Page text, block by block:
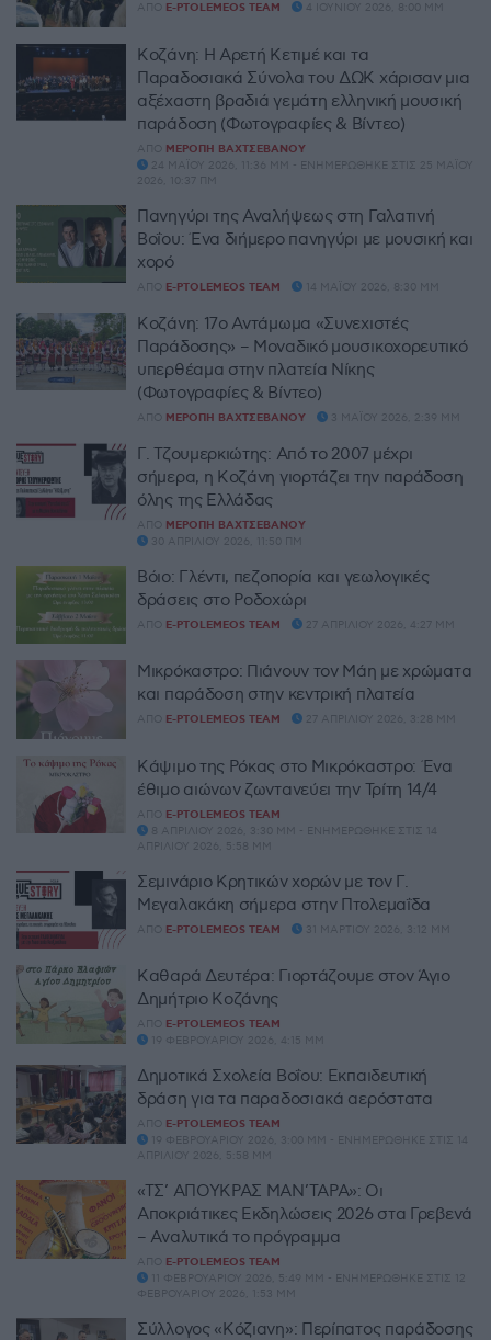
ΑΠΌ E-PTOLEMEOS TEAM 4 ΙΟΥΝΊΟΥ 2026, 8:00 ΜΜ
Κοζάνη: Η Αρετή Κετιμέ και τα
Παραδοσιακά Σύνολα του ΔΩΚ χάρισαν μια
αξέχαστη βραδιά γεμάτη ελληνική μουσική
παράδοση (Φωτογραφίες & Βίντεο)
ΑΠΌ ΜΕΡΌΠΗ ΒΑΧΤΣΕΒΆΝΟΥ
24 ΜΑΪ́ΟΥ 2026, 11:36 ΜΜ - ΕΝΗΜΕΡΏΘΗΚΕ ΣΤΙΣ 25 ΜΑΪ́ΟΥ
2026, 10:37 ΠΜ
Πανηγύρι της Αναλήψεως στη Γαλατινή
Βοΐου: Ένα διήμερο πανηγύρι με μουσική και
χορό
ΑΠΌ E-PTOLEMEOS TEAM 14 ΜΑΪ́ΟΥ 2026, 8:30 ΜΜ
Κοζάνη: 17ο Αντάμωμα «Συνεχιστές
Παράδοσης» – Μοναδικό μουσικοχορευτικό
υπερθέαμα στην πλατεία Νίκης
(Φωτογραφίες & Βίντεο)
ΑΠΌ ΜΕΡΌΠΗ ΒΑΧΤΣΕΒΆΝΟΥ 3 ΜΑΪ́ΟΥ 2026, 2:39 ΜΜ
Γ. Τζουμερκιώτης: Από το 2007 μέχρι
σήμερα, η Κοζάνη γιορτάζει την παράδοση
όλης της Ελλάδας
ΑΠΌ ΜΕΡΌΠΗ ΒΑΧΤΣΕΒΆΝΟΥ
30 ΑΠΡΙΛΊΟΥ 2026, 11:50 ΠΜ
Βόιο: Γλέντι, πεζοπορία και γεωλογικές
δράσεις στο Ροδοχώρι
ΑΠΌ E-PTOLEMEOS TEAM 27 ΑΠΡΙΛΊΟΥ 2026, 4:27 ΜΜ
Μικρόκαστρο: Πιάνουν τον Μάη με χρώματα
και παράδοση στην κεντρική πλατεία
ΑΠΌ E-PTOLEMEOS TEAM 27 ΑΠΡΙΛΊΟΥ 2026, 3:28 ΜΜ
Κάψιμο της Ρόκας στο Μικρόκαστρο: Ένα
έθιμο αιώνων ζωντανεύει την Τρίτη 14/4
ΑΠΌ E-PTOLEMEOS TEAM
8 ΑΠΡΙΛΊΟΥ 2026, 3:30 ΜΜ - ΕΝΗΜΕΡΏΘΗΚΕ ΣΤΙΣ 14
ΑΠΡΙΛΊΟΥ 2026, 5:58 ΜΜ
Σεμινάριο Κρητικών χορών με τον Γ.
Μεγαλακάκη σήμερα στην Πτολεμαΐδα
ΑΠΌ E-PTOLEMEOS TEAM 31 ΜΑΡΤΊΟΥ 2026, 3:12 ΜΜ
Καθαρά Δευτέρα: Γιορτάζουμε στον Άγιο
Δημήτριο Κοζάνης
ΑΠΌ E-PTOLEMEOS TEAM
19 ΦΕΒΡΟΥΑΡΊΟΥ 2026, 4:15 ΜΜ
Δημοτικά Σχολεία Βοΐου: Εκπαιδευτική
δράση για τα παραδοσιακά αερόστατα
ΑΠΌ E-PTOLEMEOS TEAM
19 ΦΕΒΡΟΥΑΡΊΟΥ 2026, 3:00 ΜΜ - ΕΝΗΜΕΡΏΘΗΚΕ ΣΤΙΣ 14
ΑΠΡΙΛΊΟΥ 2026, 5:58 ΜΜ
«ΤΣ’ ΑΠΟΥΚΡΑΣ ΜΑΝ’ΤΑΡΑ»: Οι
Αποκριάτικες Εκδηλώσεις 2026 στα Γρεβενά
– Αναλυτικά το πρόγραμμα
ΑΠΌ E-PTOLEMEOS TEAM
11 ΦΕΒΡΟΥΑΡΊΟΥ 2026, 5:49 ΜΜ - ΕΝΗΜΕΡΏΘΗΚΕ ΣΤΙΣ 12
ΦΕΒΡΟΥΑΡΊΟΥ 2026, 1:53 ΜΜ
Σύλλογος «Κόζιανη»: Περίπατος παράδοσης